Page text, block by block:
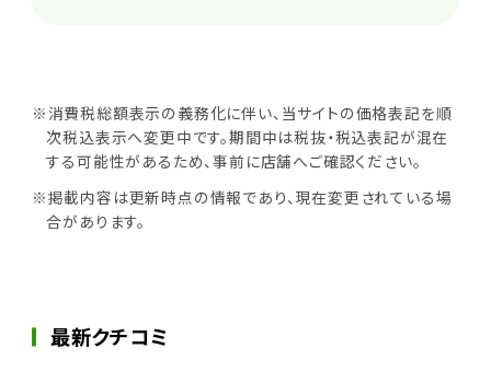
※消費税総額表示の義務化に伴い、当サイトの価格表記を順
次税込表示へ変更中です。期間中は税抜・税込表記が混在
する可能性があるため、事前に店舗へご確認ください。
※掲載内容は更新時点の情報であり、現在変更されている場
合があります。
最新クチコミ